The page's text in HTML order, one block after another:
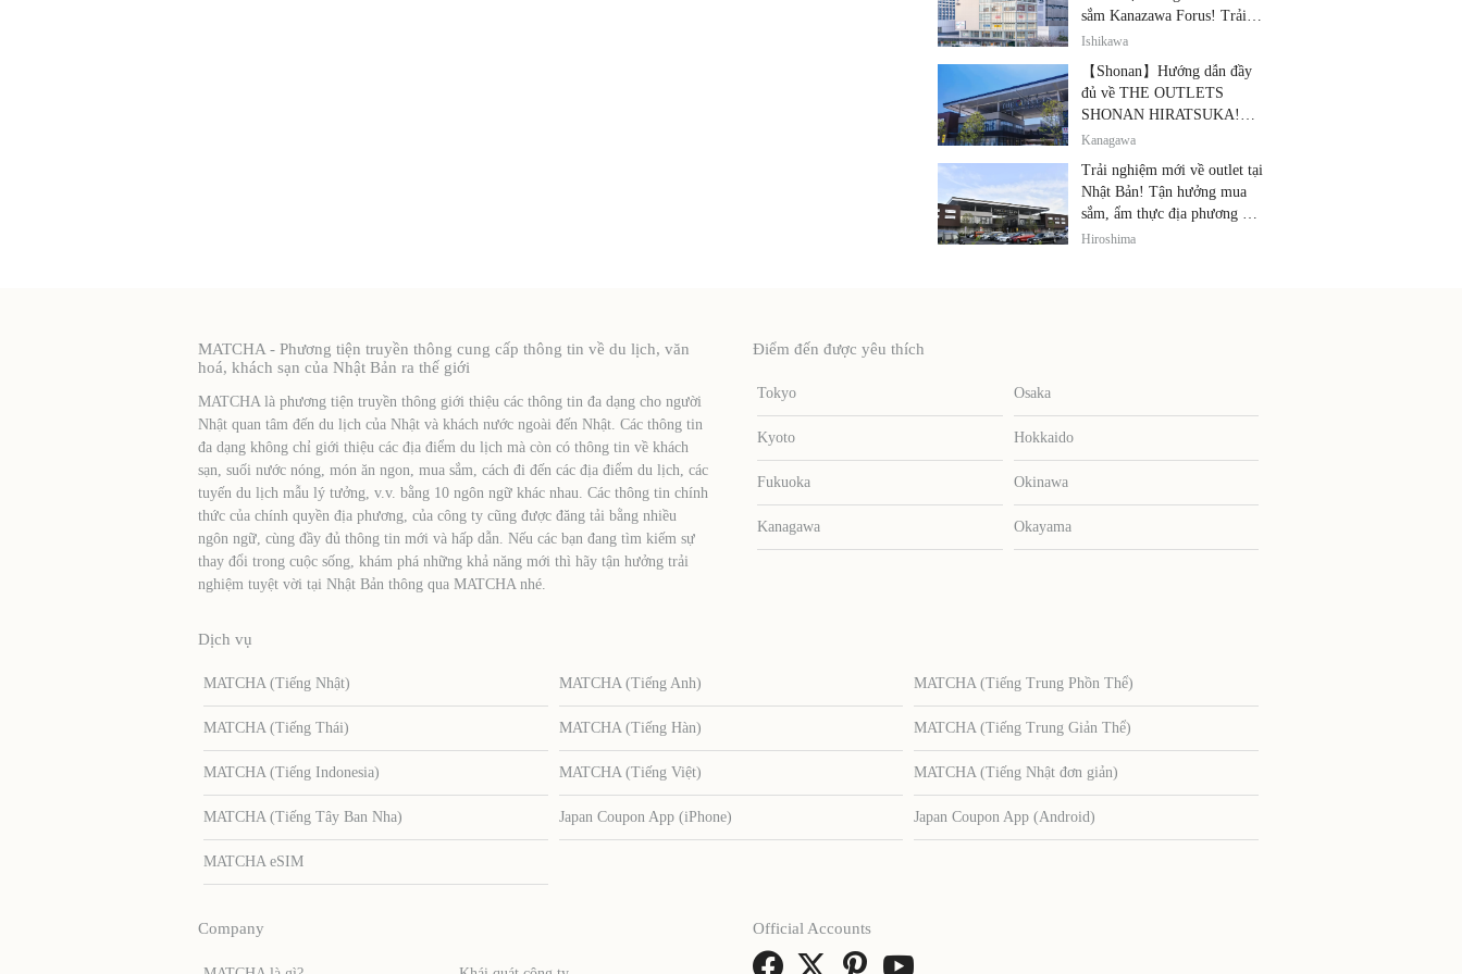
sắm Kanazawa Forus! Trải
nghiệm cùng lúc các thương
và ẩm thực địa phương
Ishikawa
【Shonan】Hướng dẫn đầy
đủ về THE OUTLETS
SHONAN HIRATSUKA!
Thỏa sức tận hưởng mua
và ẩm thực địa phương tại
cùng một địa điểm!
Kanagawa
Trải nghiệm mới về outlet tại
Nhật Bản! Tận hưởng mua
sắm, ẩm thực địa phương và
giải trí tại THE OUTLETS!
Hiroshima
MATCHA - Phương tiện truyền thông cung cấp thông tin về du lịch, văn
hoá, khách sạn của Nhật Bản ra thế giới
MATCHA là phương tiện truyền thông giới thiệu các thông tin đa dạng cho người
Nhật quan tâm đến du lịch của Nhật và khách nước ngoài đến Nhật. Các thông tin
đa dạng không chỉ giới thiệu các địa điểm du lịch mà còn có thông tin về khách
sạn, suối nước nóng, món ăn ngon, mua sắm, cách đi đến các địa điểm du lịch, các
tuyến du lịch mẫu lý tưởng, v.v. bằng 10 ngôn ngữ khác nhau. Các thông tin chính
thức của chính quyền địa phương, của công ty cũng được đăng tải bằng nhiều
ngôn ngữ, cùng đầy đủ thông tin mới và hấp dẫn. Nếu các bạn đang tìm kiếm sự
thay đổi trong cuộc sống, khám phá những khả năng mới thì hãy tận hưởng trải
nghiệm tuyệt vời tại Nhật Bản thông qua MATCHA nhé.
Điểm đến được yêu thích
Tokyo Osaka
Kyoto Hokkaido
Fukuoka Okinawa
Kanagawa Okayama
Dịch vụ
MATCHA (Tiếng Nhật) MATCHA (Tiếng Anh) MATCHA (Tiếng Trung Phồn Thể)
MATCHA (Tiếng Thái) MATCHA (Tiếng Hàn) MATCHA (Tiếng Trung Giản Thể)
MATCHA (Tiếng Indonesia) MATCHA (Tiếng Việt) MATCHA (Tiếng Nhật đơn giản)
MATCHA (Tiếng Tây Ban Nha) Japan Coupon App (iPhone) Japan Coupon App (Android)
MATCHA eSIM
Company Official Accounts